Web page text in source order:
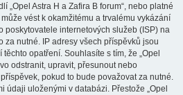
„Opel Astra H a Zafira B forum“, nebo platné
vést k okamžitému a trvalému vykázání
poskytovatele internetových služeb (ISP) na
za nutné. IP adresy všech příspěvků jsou
opatření. Souhlasíte s tím, že „Opel
odstranit, upravit, přesunout nebo
pokud to bude považovat za nutné.
údaji uloženými v databázi. Přestože „Opel